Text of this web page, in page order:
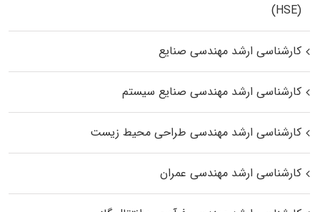
(HSE)
کارشناسی ارشد مهندسی صنایع
کارشناسی ارشد مهندسی صنایع سیستم
کارشناسی ارشد مهندسی طراحی محیط زیست
کارشناسی ارشد مهندسی عمران